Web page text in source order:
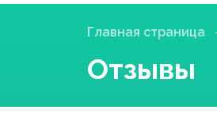
Главная страница
Отзывы